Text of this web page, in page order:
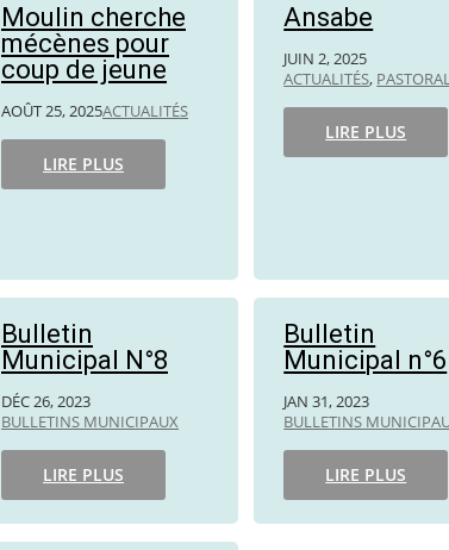
Moulin cherche
mécènes pour
coup de jeune
AOÛT 25, 2025ACTUALITÉS
LIRE PLUS
Ansabe
JUIN 2, 2025
ACTUALITÉS,
LIRE PLUS
Bulletin
Municipal N°8
DÉC 26, 2023
BULLETINS MUNICIPAUX
LIRE PLUS
Bulletin
Municipal n°6
JAN 31, 2023
BULLETINS
LIRE PLUS